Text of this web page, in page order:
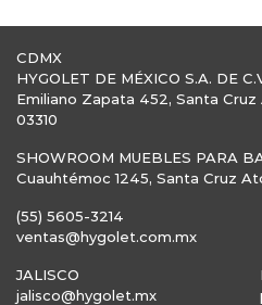
CDMX
HYGOLET DE MÉXICO S.A. DE
Emiliano Zapata 452, Santa
03310
SHOWROOM MUEBLES PARA
Cuauhtémoc 1245, Santa Cruz
(55) 5605-3214
ventas@hygolet.com.mx
JALISCO
jalisco@hygolet.mx